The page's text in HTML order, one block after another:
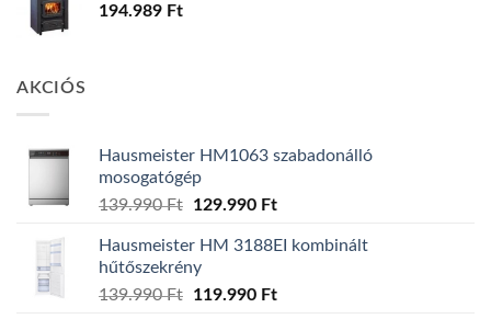
194.989 Ft
AKCIÓS
Hausmeister HM1063 szabadonálló
mosogatógép
139.990Ft
Original
was:
139.990 Ft.
129.990 FtCurrent
is:
Hausmeister HM 3188EI kombinált
hűtőszekrény
139.990Ft
Original
119.990 FtCurrent